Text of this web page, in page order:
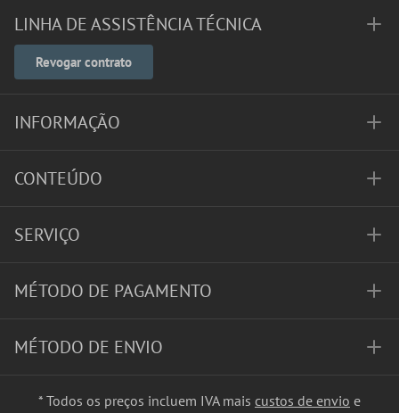
LINHA DE ASSISTÊNCIA TÉCNICA
Revogar contrato
INFORMAÇÃO
CONTEÚDO
SERVIÇO
MÉTODO DE PAGAMENTO
MÉTODO DE ENVIO
* Todos os preços incluem IVA mais custos de envio e